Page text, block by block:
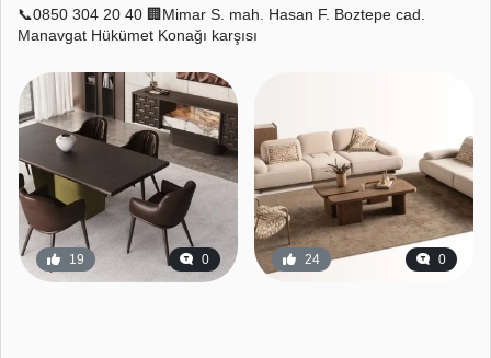
📞0850 304 20 40 🏢Mimar S. mah. Hasan F. Boztepe cad.
Manavgat Hükümet Konağı karşısı
19 0 24 0